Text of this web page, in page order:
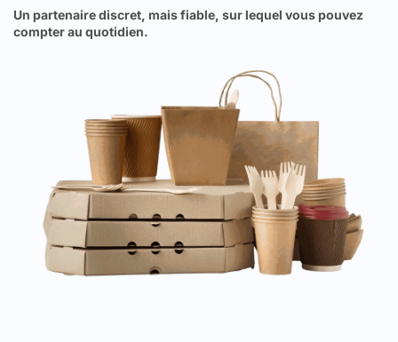
Un partenaire discret, mais fiable, sur lequel vous pouvez
compter au quotidien.